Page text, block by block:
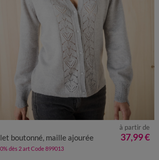
52 54
boutonné, maille ajourée
à partir de
37,99 €
dès 2 art Code 899013